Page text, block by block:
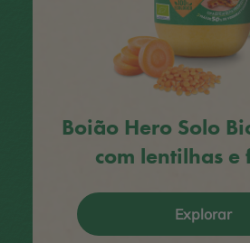
Boião Hero Solo
com lentilhas e
Explorar